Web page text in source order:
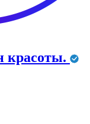
красоты.